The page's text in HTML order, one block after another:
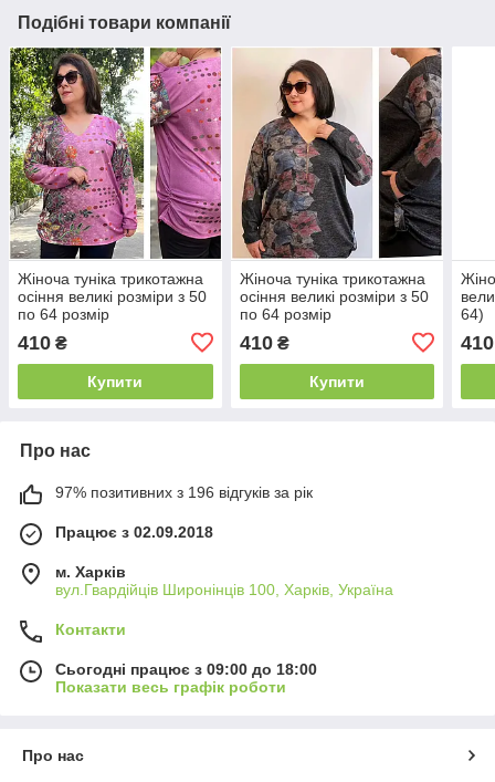
Подібні товари компанії
Жіноча туніка трикотажна
осіння великі розміри з 50
по 64 розмір
410 ₴
Купити
Жіноча туніка трикотажна
осіння великі розміри з 50
по 64 розмір
410₴
Купити
64)
410
Про нас
97% позитивних з 196 відгуків за рік
Працює з 02.09.2018
м. Харків
вул.Гвардійців Широнінців 100, Харків, Україна
Контакти
Сьогодні працює з 09:00 до 18:00
Показати весь графік роботи
Про нас